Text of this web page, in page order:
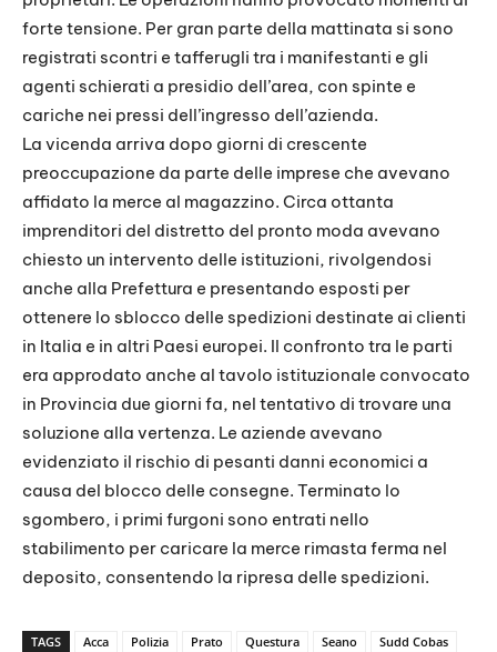
forte tensione. Per gran parte della mattinata si sono
registrati scontri e tafferugli tra i manifestanti e gli
agenti schierati a presidio dell’area, con spinte e
cariche nei pressi dell’ingresso dell’azienda.
La vicenda arriva dopo giorni di crescente
preoccupazione da parte delle imprese che avevano
affidato la merce al magazzino. Circa ottanta
imprenditori del distretto del pronto moda avevano
chiesto un intervento delle istituzioni, rivolgendosi
anche alla Prefettura e presentando esposti per
ottenere lo sblocco delle spedizioni destinate ai clienti
in Italia e in altri Paesi europei. Il confronto tra le parti
era approdato anche al tavolo istituzionale convocato
in Provincia due giorni fa, nel tentativo di trovare una
soluzione alla vertenza. Le aziende avevano
evidenziato il rischio di pesanti danni economici a
causa del blocco delle consegne. Terminato lo
sgombero, i primi furgoni sono entrati nello
stabilimento per caricare la merce rimasta ferma nel
deposito, consentendo la ripresa delle spedizioni.
TAGS Acca Polizia Prato Questura Seano Sudd Cobas